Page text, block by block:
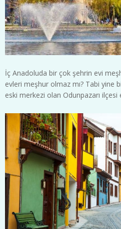
İç Anadoluda bir çok şehrin evi
evleri meşhur olmaz mı? Tabi yine
eski merkezi olan Odunpazarı